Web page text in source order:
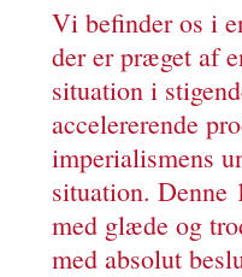
Vi befinder os i
der er præget af
situation i
accelererende
imperialismens
situation. Denne
med glæde og
med absolut